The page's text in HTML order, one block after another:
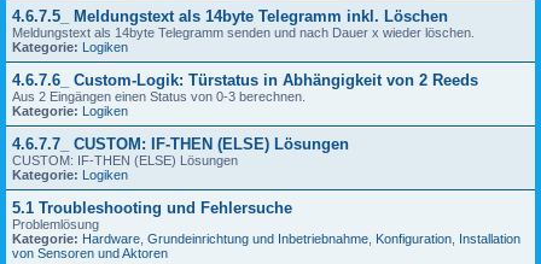
4.6.7.5_ Meldungstext als 14byte Telegramm inkl. Löschen
Meldungstext als 14byte Telegramm senden und nach Dauer x wieder löschen.
Kategorie: Logiken
4.6.7.6_ Custom-Logik: Türstatus in Abhängigkeit von 2 Reeds
Aus 2 Eingängen einen Status von 0-3 berechnen.
Kategorie: Logiken
4.6.7.7_ CUSTOM: IF-THEN (ELSE) Lösungen
CUSTOM: IF-THEN (ELSE) Lösungen
Kategorie: Logiken
5.1 Troubleshooting und Fehlersuche
Problemlösung
Kategorie: Hardware Grundeinrichtung und Inbetriebnahme Konfiguration Installation
von Sensoren und Aktoren